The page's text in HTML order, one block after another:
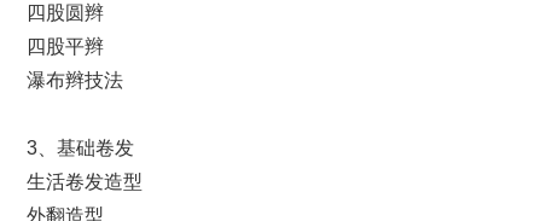
四股圆辫
四股平辫
瀑布辫技法
3、基础卷发
生活卷发造型
外翻造型